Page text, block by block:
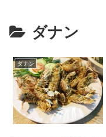
ダナン
ダナン